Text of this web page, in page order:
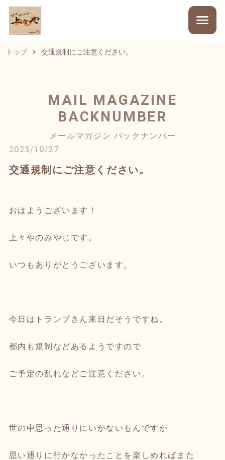
トップ 交通規制にご注意ください。
MAIL MAGAZINE
BACKNUMBER
メールマガジン バックナンバー
2025/10/27
交通規制にご注意ください。
おはようございます！
上々やのみやじです。
いつもありがとうございます。
今日はトランプさん来日だそうですね。
都内も規制などあるようですので
ご予定の乱れなどご注意ください。
世の中思った通りにいかないもんですが
思い通りに行かなかったことを楽しめればまた